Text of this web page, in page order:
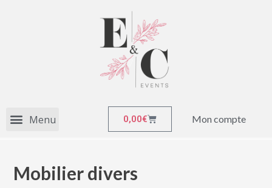
0,00€ Mon compte
Mobilier divers